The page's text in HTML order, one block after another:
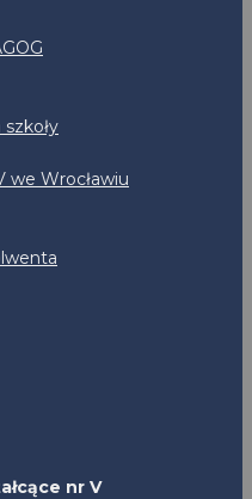
we Wrocławiu
nr V